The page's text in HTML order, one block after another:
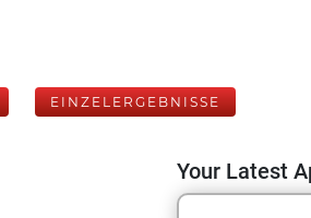
EINZELERGEBNISSE
Your Latest